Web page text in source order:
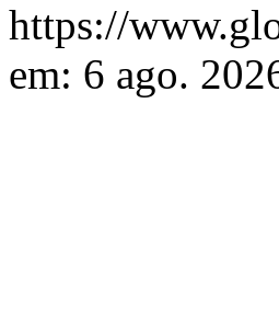
https://
em: 6 ago.